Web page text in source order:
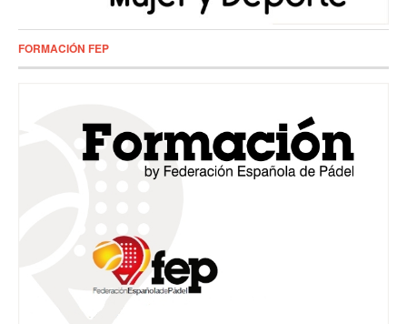
FORMACIÓN FEP